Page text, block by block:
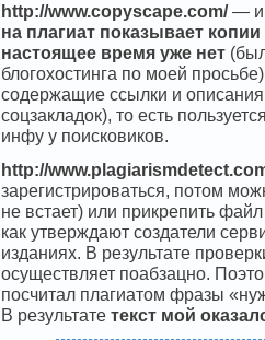
http://www.copyscape.com/—
на плагиат показывает
настоящее время уже нет
блогохостинга по моей
содержащие ссылки и
соцзакладок), то есть
инфу у поисковиков.
http://
зарегистрироваться, потом
не встает) или прикрепить
как утверждают создатели
изданиях. В результате
осуществляет поабзацно.
посчитал плагиатом фразы
В результате текст мой